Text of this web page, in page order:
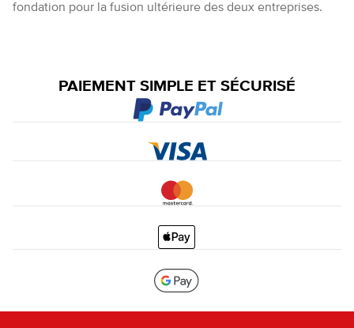
fondation pour la fusion ultérieure des deux entreprises.
PAIEMENT SIMPLE ET SÉCURISÉ